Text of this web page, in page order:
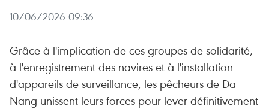
10/06/2026 09:36
Grâce à l'implication de ces groupes de solidarité,
à l'enregistrement des navires et à l'installation
d'appareils de surveillance, les pêcheurs de Da
Nang unissent leurs forces pour lever définitivement